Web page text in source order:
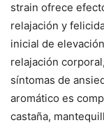
strain ofrece
relajación y
inicial de
relajación
síntomas de
aromático es
castaña,